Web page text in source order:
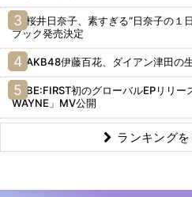
桜井日奈子、素すぎる“日奈子の１
ブック発売決定
AKB48伊藤百花、ダイアン津田の
BE:FIRST初のグローバルEPリリー
WAYNE」MV公開
ランキング